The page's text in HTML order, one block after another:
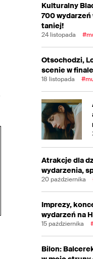
Kulturalny
700 wydarzeń
taniej!
24 listopada
Otsochodzi,
scenie w
18 listopada
Atrakcje dla
wydarzenia,
20 października
Imprezy,
wydarzeń na
15 października
Bilon: